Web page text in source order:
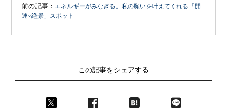
前の記事：エネルギーがみなぎる。私の願いを叶えてくれる「開
運×絶景」スポット
この記事をシェアする